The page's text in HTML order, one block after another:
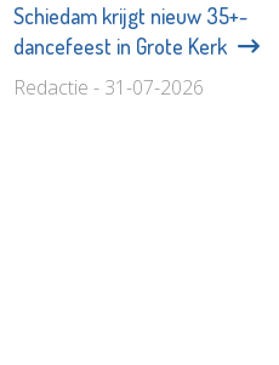
Schiedam krijgt nieuw 35+-
dancefeest in Grote Kerk
Redactie - 31-07-2026